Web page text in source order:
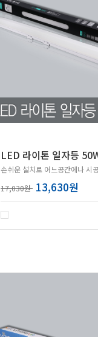
LED 라이톤 일자등
손쉬운 설치로 어느공간에나 시
17,030원 13,630원